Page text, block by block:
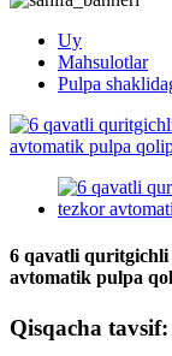
Uy
Mahsulotlar
Pulpa
6 qavatli
avtomatik pulpa
Qisqacha tavsif: